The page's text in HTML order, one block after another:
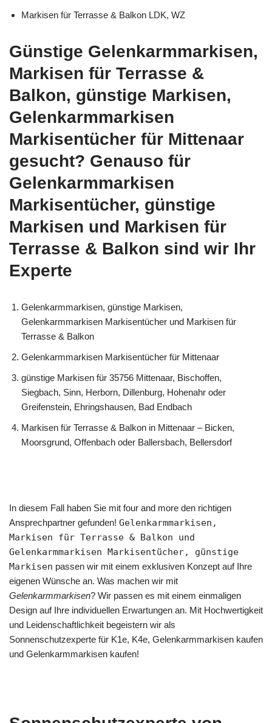
Markisen für Terrasse & Balkon LDK, WZ
Günstige Gelenkarmmarkisen,
Markisen für Terrasse &
Balkon, günstige Markisen,
Gelenkarmmarkisen
Markisentücher für Mittenaar
gesucht? Genauso für
Gelenkarmmarkisen
Markisentücher, günstige
Markisen und Markisen für
Terrasse & Balkon sind wir Ihr
Experte
Gelenkarmmarkisen, günstige Markisen,
Gelenkarmmarkisen Markisentücher und Markisen für
Terrasse & Balkon
Gelenkarmmarkisen Markisentücher für Mittenaar
günstige Markisen für 35756 Mittenaar, Bischoffen,
Siegbach, Sinn, Herborn, Dillenburg, Hohenahr oder
Greifenstein, Ehringshausen, Bad Endbach
Markisen für Terrasse & Balkon in Mittenaar – Bicken,
Moorsgrund, Offenbach oder Ballersbach, Bellersdorf
In diesem Fall haben Sie mit four and more den richtigen
Ansprechpartner gefunden! Gelenkarmmarkisen,
Markisen für Terrasse & Balkon und
Gelenkarmmarkisen Markisentücher, günstige
Markisen passen wir mit einem exklusiven Konzept auf Ihre
eigenen Wünsche an. Was machen wir mit
Gelenkarmmarkisen? Wir passen es mit einem einmaligen
Design auf Ihre individuellen Erwartungen an. Mit Hochwertigkeit
und Leidenschaftlichkeit begeistern wir als
Sonnenschutzexperte für K1e, K4e, Gelenkarmmarkisen kaufen
und Gelenkarmmarkisen kaufen!